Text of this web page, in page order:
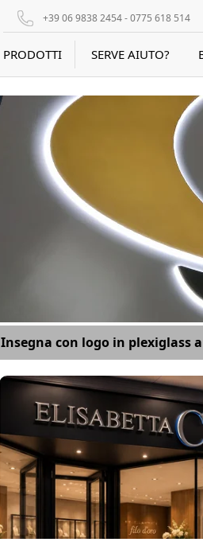
+39 06 9838 2454 - 0775 618 514
PRODOTTI SERVE AIUTO?
Insegna con logo in plexiglass